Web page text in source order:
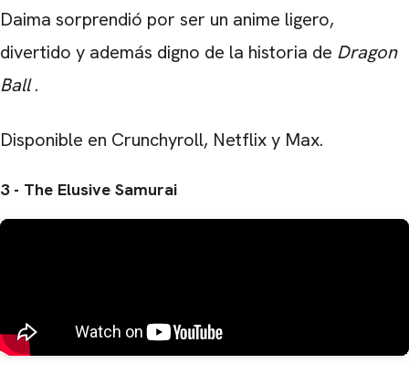
Daima sorprendió por ser un anime ligero,
divertido y además digno de la historia de Dragon
Ball.
Disponible en Crunchyroll, Netflix y Max.
3 - The Elusive Samurai